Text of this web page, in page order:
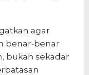
agar
benar-benar
bukan sekadar